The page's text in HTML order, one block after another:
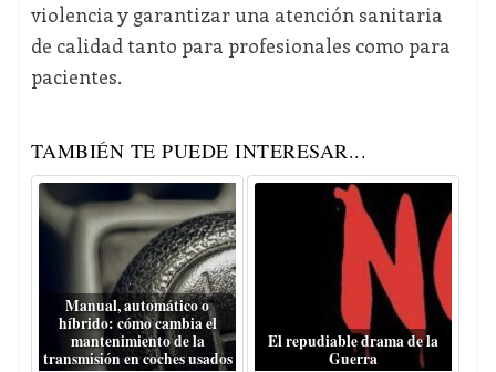
violencia y garantizar una atención sanitaria
de calidad tanto para profesionales como para
pacientes.
TAMBIÉN TE PUEDE INTERESAR...
Manual, automático o
híbrido: cómo cambia el
mantenimiento de la
transmisión en coches usados
El repudiable drama de la
Guerra